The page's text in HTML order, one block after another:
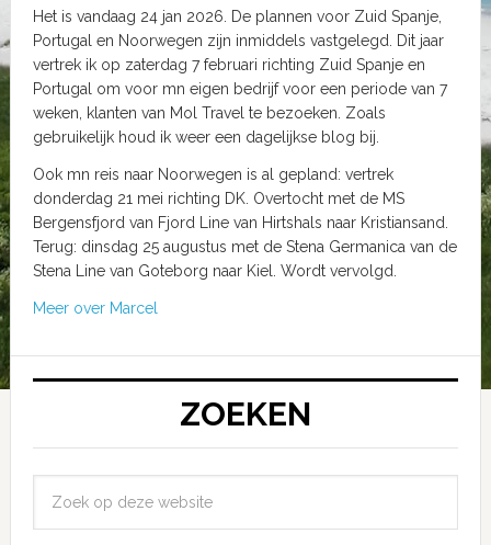
Het is vandaag 24 jan 2026. De plannen voor Zuid Spanje,
Portugal en Noorwegen zijn inmiddels vastgelegd. Dit jaar
vertrek ik op zaterdag 7 februari richting Zuid Spanje en
Portugal om voor mn eigen bedrijf voor een periode van 7
weken, klanten van Mol Travel te bezoeken. Zoals
gebruikelijk houd ik weer een dagelijkse blog bij.
Ook mn reis naar Noorwegen is al gepland: vertrek
donderdag 21 mei richting DK. Overtocht met de MS
Bergensfjord van Fjord Line van Hirtshals naar Kristiansand.
Terug: dinsdag 25 augustus met de Stena Germanica van de
Stena Line van Goteborg naar Kiel. Wordt vervolgd.
Meer over Marcel
ZOEKEN